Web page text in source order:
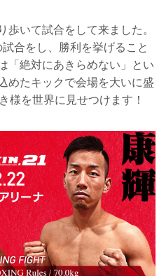
歩いて試合をして来ました。
合をし、勝利を挙げること
「絶対にあきらめない」とい
めたキックで会場を大いに盛
様を世界に見せつけます！